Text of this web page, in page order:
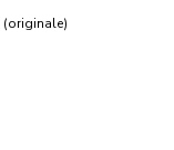
(originale)